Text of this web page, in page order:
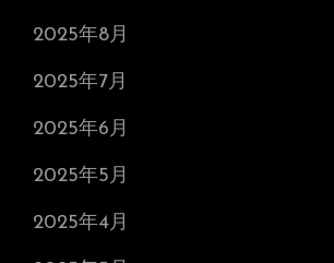
2025年8月
2025年7月
2025年6月
2025年5月
2025年4月